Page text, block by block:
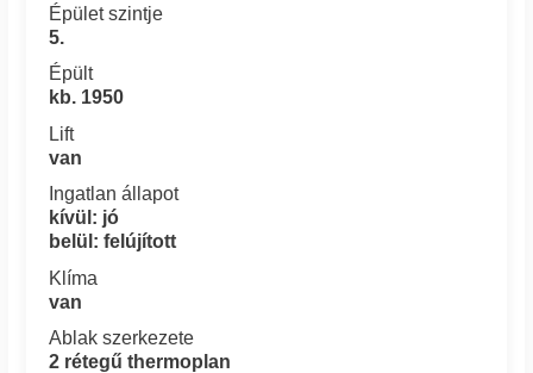
Épület szintje
5.
Épült
kb. 1950
Lift
van
Ingatlan állapot
kívül: jó
belül: felújított
Klíma
van
Ablak szerkezete
2 rétegű thermoplan